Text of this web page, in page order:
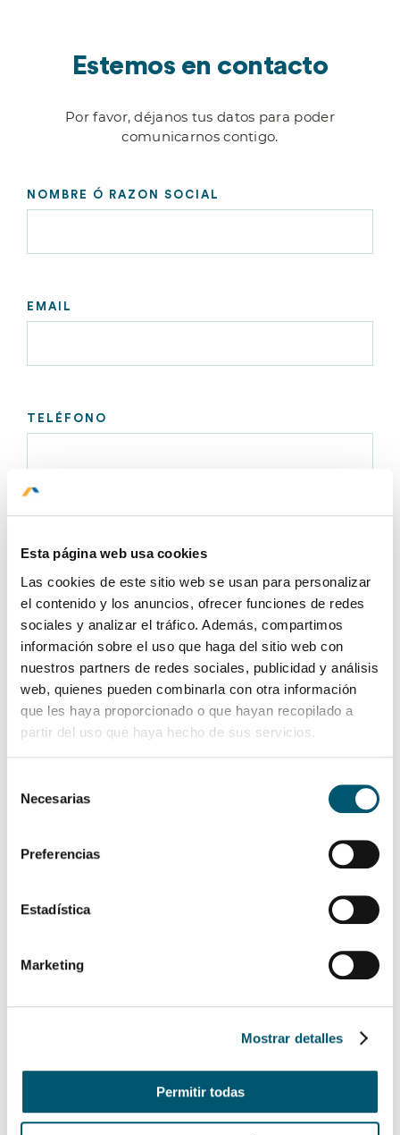
Esta página web usa cookies
Las cookies de este sitio web se usan para personalizar
el contenido y los anuncios, ofrecer funciones de redes
sociales y analizar el tráfico. Además, compartimos
información sobre el uso que haga del sitio web con
nuestros partners de redes sociales, publicidad y análisis
web, quienes pueden combinarla con otra información
que les haya proporcionado o que hayan recopilado a
partir del uso que haya hecho de sus servicios.
Necesarias
Preferencias
Estadística
Marketing
Mostrar detalles
Permitir todas
HOME
Estemos en contacto
Por favor, déjanos tus datos para poder
comunicarnos contigo.
NOMBRE Ó RAZON SOCIAL
EMAIL
TELÉFONO
Seleccionar Área
ENVIAR AHORA